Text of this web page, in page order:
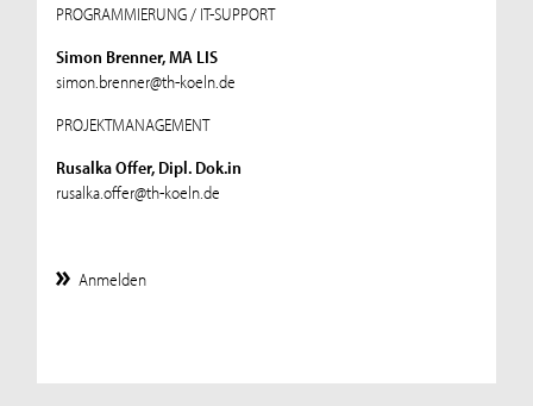
PROGRAMMIERUNG / IT-SUPPORT
Simon Brenner, MA LIS
simon.brenner@th-koeln.de
PROJEKTMANAGEMENT
Rusalka Offer, Dipl. Dok.in
rusalka.offer@th-koeln.de
Anmelden